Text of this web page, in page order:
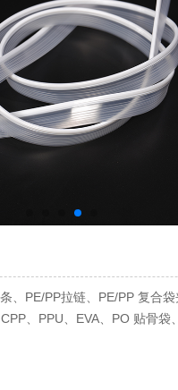
、PE/PP拉链、PE/PP 复合
、PPU、EVA、PO 贴骨袋